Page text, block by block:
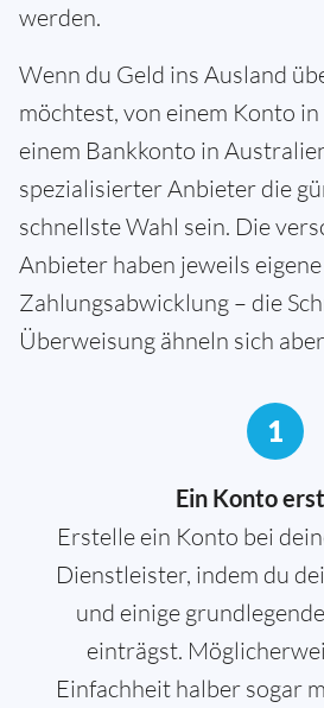
werden.
Wenn du Geld ins Ausland
möchtest, von einem Konto
einem Bankkonto in
spezialisierter Anbieter die
schnellste Wahl sein. Die
Anbieter haben jeweils
Zahlungsabwicklung – die
Überweisung ähneln sich
1
Ein Konto
Erstelle ein Konto bei
Dienstleister, indem du
und einige
einträgst.
Einfachheit halber sogar